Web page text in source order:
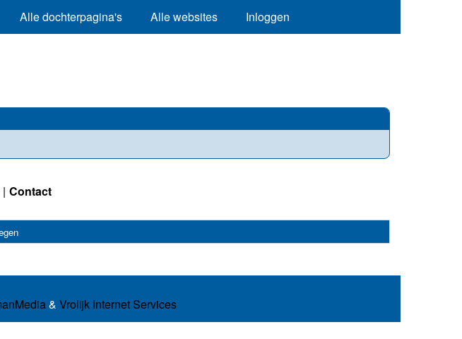
Alle dochterpagina's Alle websites Inloggen
Contact
& Vrolijk Internet Services